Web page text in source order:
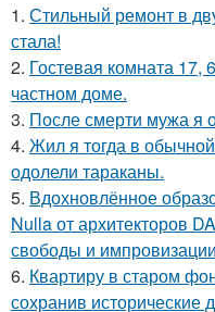
1. Стильный ремонт в
стала!
2. Гостевая комната 17,
частном доме.
3. После смерти мужа я
4. Жил я тогда в
одолели тараканы.
5. Вдохновлённое
Nulla от архитекторов
свободы и
6. Квартиру в старом
сохранив исторические